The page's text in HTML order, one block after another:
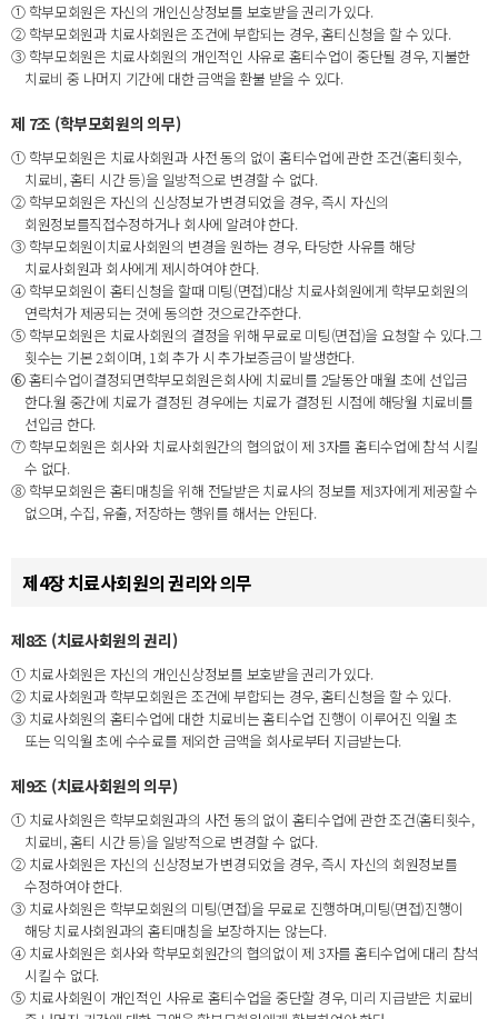
① 학부모회원은 자신의 개인신상정보를 보호받을 권리가 있다.
② 학부모회원과 치료사회원은 조건에 부합되는 경우, 홈티신청을 할 수 있다.
③ 학부모회원은 치료사회원의 개인적인 사유로 홈티수업이 중단될 경우, 지불한
치료비 중 나머지 기간에 대한 금액을 환불 받을 수 있다.
제 7조 (학부모회원의 의무)
① 학부모회원은 치료사회원과 사전 동의 없이 홈티수업에 관한 조건(홈티횟수,
치료비, 홈티 시간 등)을 일방적으로 변경할 수 없다.
② 학부모회원은 자신의 신상정보가 변경되었을 경우, 즉시 자신의
회원정보를직접수정하거나 회사에 알려야 한다.
③ 학부모회원이치료사회원의 변경을 원하는 경우, 타당한 사유를 해당
치료사회원과 회사에게 제시하여야 한다.
④ 학부모회원이 홈티신청을 할때 미팅(면접)대상 치료사회원에게 학부모회원의
연락처가 제공되는 것에 동의한 것으로간주한다.
⑤ 학부모회원은 치료사회원의 결정을 위해 무료로 미팅(면접)을 요청할 수 있다.그
횟수는 기본 2회이며, 1회 추가 시 추가보증금이 발생한다.
⑥ 홈티수업이결정되면학부모회원은회사에 치료비를 2달동안 매월 초에 선입금
한다.월 중간에 치료가 결정된 경우에는 치료가 결정된 시점에 해당월 치료비를
선입금 한다.
⑦ 학부모회원은 회사와 치료사회원간의 협의없이 제 3자를 홈티수업에 참석 시킬
수 없다.
⑧ 학부모회원은 홈티매칭을 위해 전달받은 치료사의 정보를 제3자에게 제공할 수
없으며, 수집, 유출, 저장하는 행위를 해서는 안된다.
제4장 치료사회원의 권리와 의무
제8조 (치료사회원의 권리)
① 치료사회원은 자신의 개인신상정보를 보호받을 권리가 있다.
② 치료사회원과 학부모회원은 조건에 부합되는 경우, 홈티신청을 할 수 있다.
③ 치료사회원의 홈티수업에 대한 치료비는 홈티수업 진행이 이루어진 익월 초
또는 익익월 초에 수수료를 제외한 금액을 회사로부터 지급받는다.
제9조 (치료사회원의 의무)
① 치료사회원은 학부모회원과의 사전 동의 없이 홈티수업에 관한 조건(홈티횟수,
치료비, 홈티 시간 등)을 일방적으로 변경할 수 없다.
② 치료사회원은 자신의 신상정보가 변경되었을 경우, 즉시 자신의 회원정보를
수정하여야 한다.
③ 치료사회원은 학부모회원의 미팅(면접)을 무료로 진행하며,미팅(면접)진행이
해당 치료사회원과의 홈티매칭을 보장하지는 않는다.
④ 치료사회원은 회사와 학부모회원간의 협의없이 제 3자를 홈티수업에 대리 참석
시킬 수 없다.
⑤ 치료사회원이 개인적인 사유로 홈티수업을 중단할 경우, 미리 지급받은 치료비